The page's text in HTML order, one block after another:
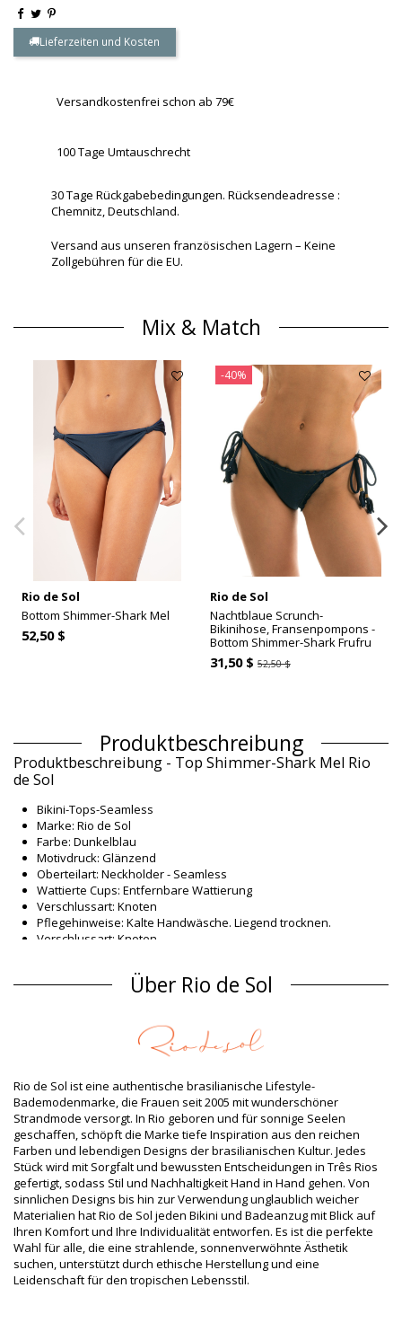
Lieferzeiten und Kosten
Versandkostenfrei schon ab 79€
100 Tage Umtauschrecht
30 Tage Rückgabebedingungen. Rücksendeadresse :
Chemnitz, Deutschland.
Versand aus unseren französischen Lagern – Keine
Zollgebühren für die EU.
Mix & Match
Rio de Sol
Bottom Shimmer-Shark Mel
52,50 $
-40%
Rio de Sol
Nachtblaue Scrunch-
Bikinihose, Fransenpompons -
Bottom Shimmer-Shark Frufru
31,50 $ 52,50 $
Produktbeschreibung
Produktbeschreibung - Top Shimmer-Shark Mel Rio
de Sol
Bikini-Tops-Seamless
Marke: Rio de Sol
Farbe: Dunkelblau
Motivdruck: Glänzend
Oberteilart: Neckholder - Seamless
Wattierte Cups: Entfernbare Wattierung
Verschlussart: Knoten
Pflegehinweise: Kalte Handwäsche. Liegend trocknen.
Verschlussart: Knoten
Bikini-Tops Dunkelblau Rio de Sol SPRING
Material Oberstoff: 84% Nylon, 16% Spandex (LYCRA) - OEKO-
TEX - Chlorine Resistant
Futter: 84% Polyamide, 16% Elastane - Oeko-Tex
UV-Schutz: UPF 50+
Produktinformation
Abteilung: Damen, Bikini-Tops
Verpackung beinhaltet: 1 x Bikini-Tops (Andere Accessoires
nicht eingeschlossen)
HS CODE: 6112.41.0010
SKU: 1981127063
EAN: XS (7899810462398), S (7899810462404), M (7899810462572),
L (7899810462589), XL (7899810462596), XXL (7899810465962)
Gewicht: 55g / 0.12lb / 1.94oz
Print ist nicht exakt und kann je nach Schnitt variieren
Retuschierte Fotos
Über Rio de Sol
Rio de Sol ist eine authentische brasilianische Lifestyle-
Bademodenmarke, die Frauen seit 2005 mit wunderschöner
Strandmode versorgt. In Rio geboren und für sonnige Seelen
geschaffen, schöpft die Marke tiefe Inspiration aus den reichen
Farben und lebendigen Designs der brasilianischen Kultur. Jedes
Stück wird mit Sorgfalt und bewussten Entscheidungen in Três Rios
gefertigt, sodass Stil und Nachhaltigkeit Hand in Hand gehen. Von
sinnlichen Designs bis hin zur Verwendung unglaublich weicher
Materialien hat Rio de Sol jeden Bikini und Badeanzug mit Blick auf
Ihren Komfort und Ihre Individualität entworfen. Es ist die perfekte
Wahl für alle, die eine strahlende, sonnenverwöhnte Ästhetik
suchen, unterstützt durch ethische Herstellung und eine
Leidenschaft für den tropischen Lebensstil.